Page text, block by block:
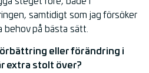
samtidigt som jag försöker
behov på bästa sätt.
eller förändring i
extra stolt över?